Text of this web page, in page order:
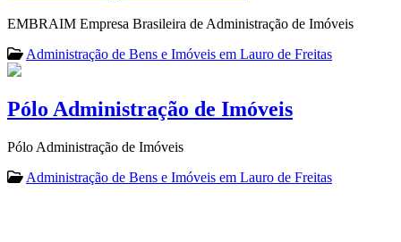
EMBRAIM Empresa Brasileira de Administração de Imóveis
Administração de Bens e Imóveis em Lauro de Freitas
Pólo Administração de Imóveis
Pólo Administração de Imóveis
Administração de Bens e Imóveis em Lauro de Freitas